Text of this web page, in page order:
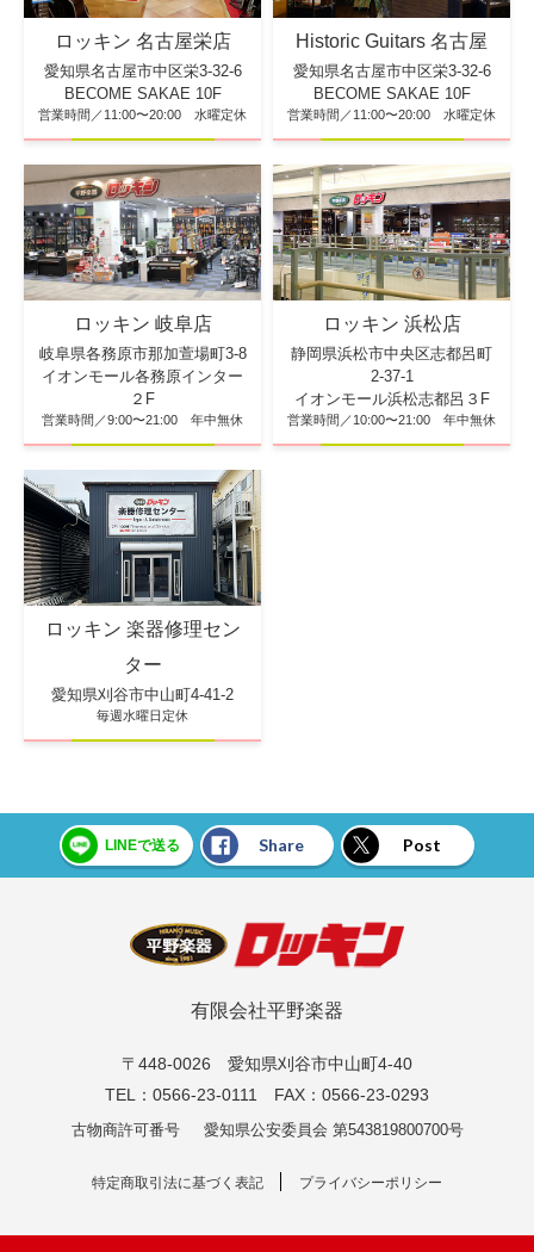
ロッキン 名古屋栄店
愛知県名古屋市中区栄3-32-6
BECOME SAKAE 10F
営業時間／11:00〜20:00 水曜定休
Historic Guitars 名古屋
愛知県名古屋市中区栄3-32-6
BECOME SAKAE 10F
営業時間／11:00〜20:00 水曜定休
ロッキン 岐阜店
岐阜県各務原市那加萱場町3-8
イオンモール各務原インター
２F
営業時間／9:00〜21:00 年中無休
ロッキン 浜松店
静岡県浜松市中央区志都呂町
2-37-1
イオンモール浜松志都呂３F
営業時間／10:00〜21:00 年中無休
ロッキン 楽器修理セン
ター
愛知県刈谷市中山町4-41-2
毎週水曜日定休
LINEで送る Share Post
有限会社平野楽器
〒448-0026 愛知県刈谷市中山町4-40
TEL：0566-23-0111 FAX：0566-23-0293
古物商許可番号 愛知県公安委員会 第543819800700号
特定商取引法に基づく表記 プライバシーポリシー